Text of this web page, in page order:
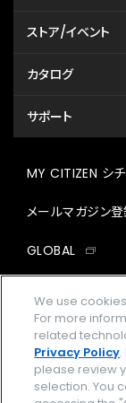
ストア/イベント
カタログ
サポート
MY CITIZEN シ
メールマガジン
GLOBAL
We use
For more
related
Privacy Policy
please review
selection. You